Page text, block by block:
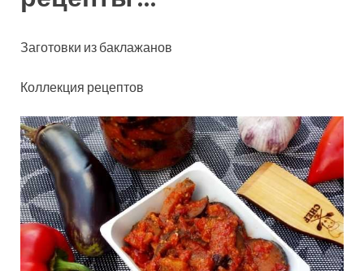
Заготовки из баклажанов
Коллекция рецептов